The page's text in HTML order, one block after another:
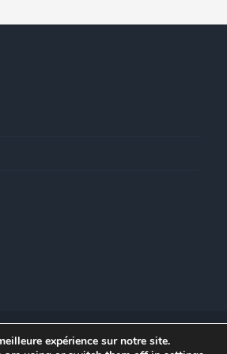
de confidentialité|CGV
expérience sur notre site.